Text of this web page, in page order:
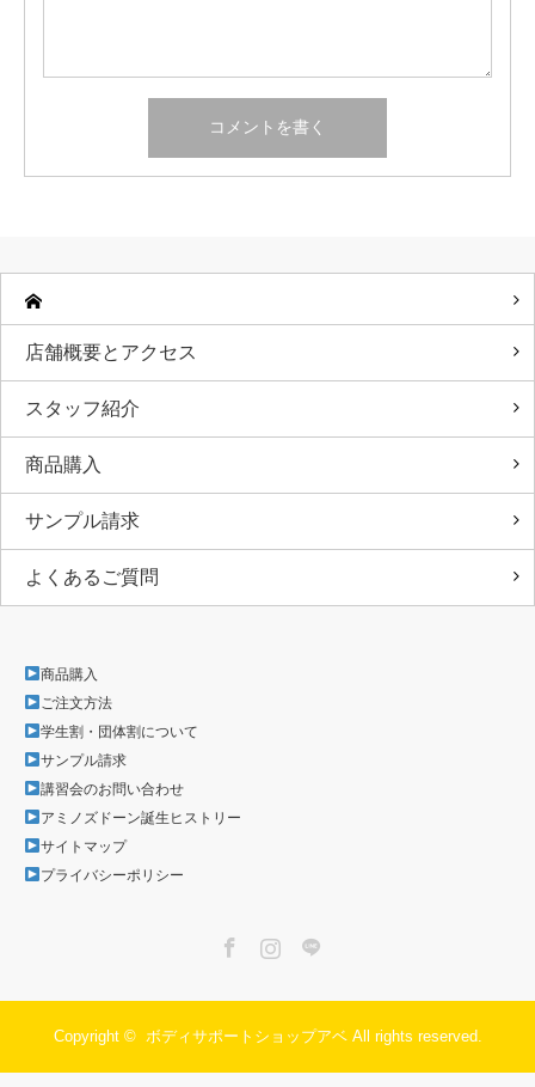
店舗概要とアクセス
スタッフ紹介
商品購入
サンプル請求
よくあるご質問
商品購入
ご注文方法
学生割・団体割について
サンプル請求
講習会のお問い合わせ
アミノズドーン誕生ヒストリー
サイトマップ
プライバシーポリシー
Copyright © ボディサポートショップアベAll rights reserved.